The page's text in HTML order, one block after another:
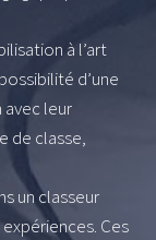
à l’art
d’une
avec leur
de classe,
un classeur
Ces